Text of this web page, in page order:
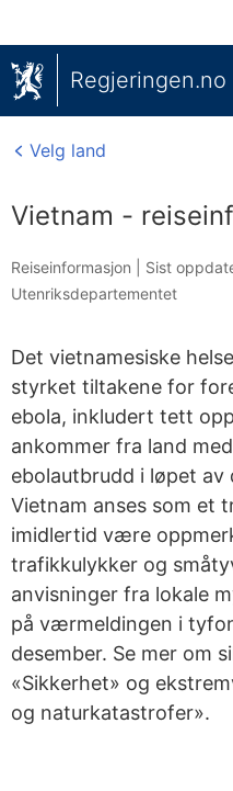
Regjeringen.no
Velg land
Vietnam -
Reiseinformasjon | Sist
Utenriksdepartementet
Det vietnamesiske
styrket tiltakene for
ebola, inkludert tett
ankommer fra land
ebolautbrudd i løpet av
Vietnam anses som et
imidlertid være
trafikkulykker og
anvisninger fra lokale
på værmeldingen i
desember. Se mer om
«Sikkerhet» og
og naturkatastrofer».